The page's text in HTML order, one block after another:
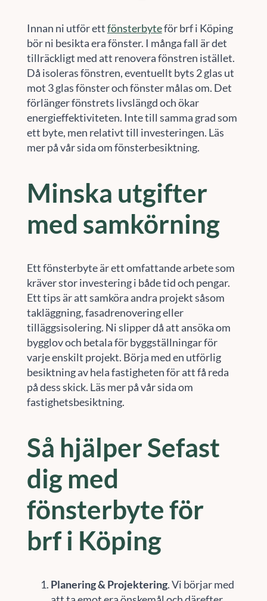
Innan ni utför ettfönsterbyteför brf i Köping
bör ni besikta era fönster. I många fall är det
tillräckligt med att renovera fönstren istället.
Då isoleras fönstren, eventuellt byts 2 glas ut
mot 3 glas fönster och fönster målas om. Det
förlänger fönstrets livslängd och ökar
energieffektiviteten. Inte till samma grad som
ett byte, men relativt till investeringen. Läs
mer på vår sida om fönsterbesiktning.
Minska utgifter
med samkörning
Ett fönsterbyte är ett omfattande arbete som
kräver stor investering i både tid och pengar.
Ett tips är att samköra andra projekt såsom
takläggning, fasadrenovering eller
tilläggsisolering. Ni slipper då att ansöka om
bygglov och betala för byggställningar för
varje enskilt projekt. Börja med en utförlig
besiktning av hela fastigheten för att få reda
på dess skick. Läs mer på vår sida om
fastighetsbesiktning.
Så hjälper Sefast
dig med
fönsterbyte för
brf i Köping
Planering & Projektering. Vi börjar med